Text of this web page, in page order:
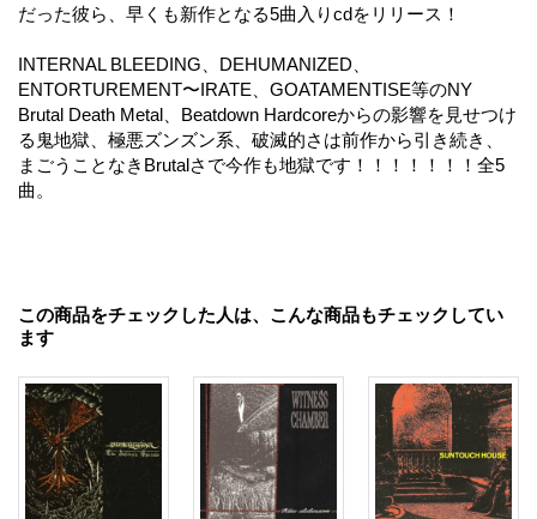
だった彼ら、早くも新作となる5曲入りcdをリリース！
INTERNAL BLEEDING、DEHUMANIZED、
ENTORTUREMENT〜IRATE、GOATAMENTISE等のNY
Brutal Death Metal、Beatdown Hardcoreからの影響を見せつけ
る鬼地獄、極悪ズンズン系、破滅的さは前作から引き続き、
まごうことなきBrutalさで今作も地獄です！！！！！！！全5
曲。
この商品をチェックした人は、こんな商品もチェックしてい
ます